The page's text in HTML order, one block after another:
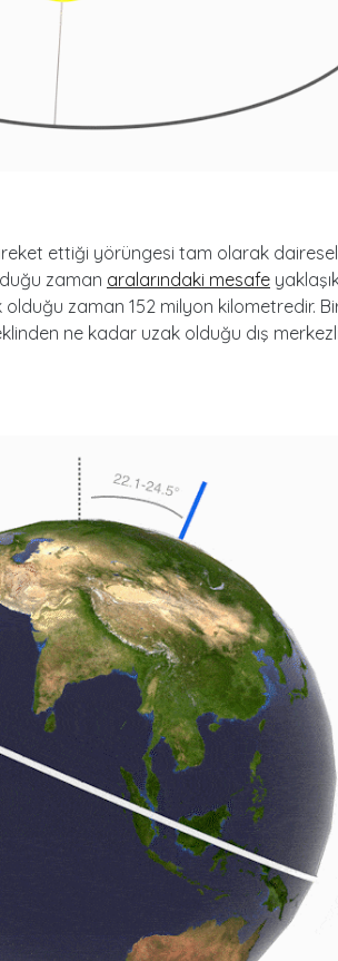
ettiği yörüngesi tam olarak
zaman aralarındaki mesafe
zaman 152 milyon kilometredir.
ne kadar uzak olduğu dış